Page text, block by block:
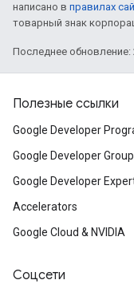
написано в правилах
товарный знак
Последнее обновление:
Полезные ссылки
Google Developer
Google Developer
Google Developer
Accelerators
Google Cloud & NVIDIA
Соцсети